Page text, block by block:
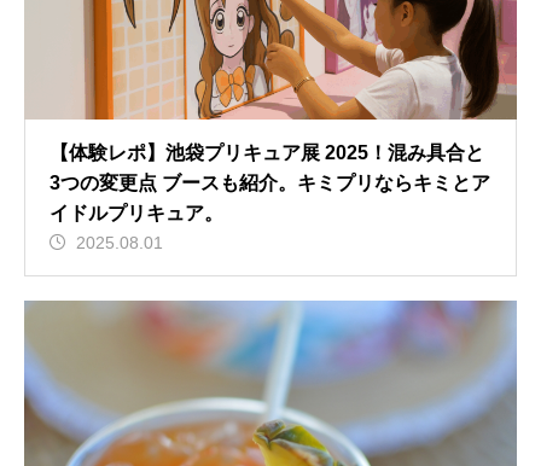
【体験レポ】池袋プリキュア展 2025！混み具合と
3つの変更点 ブースも紹介。キミプリならキミとア
イドルプリキュア。
2025.08.01